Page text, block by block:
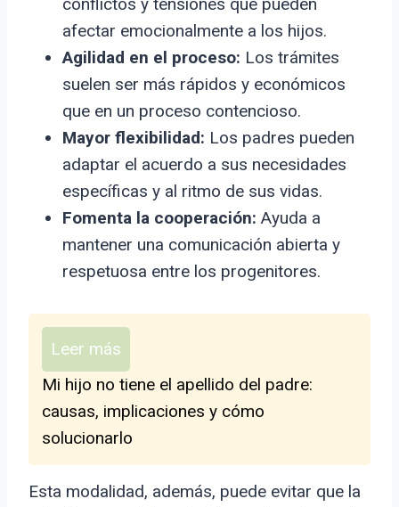
conflictos y tensiones que pueden
afectar emocionalmente a los hijos.
Agilidad en el proceso: Los trámites
suelen ser más rápidos y económicos
que en un proceso contencioso.
Mayor flexibilidad: Los padres pueden
adaptar el acuerdo a sus necesidades
específicas y al ritmo de sus vidas.
Fomenta la cooperación: Ayuda a
mantener una comunicación abierta y
respetuosa entre los progenitores.
Leer más
Mi hijo no tiene el apellido del padre:
causas, implicaciones y cómo
solucionarlo
Esta modalidad, además, puede evitar que la